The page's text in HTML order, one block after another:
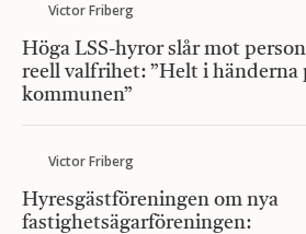
Victor Friberg
Höga LSS-hyror slår mot
reell valfrihet: ”Helt i händerna
kommunen”
Victor Friberg
Hyresgästföreningen om nya
fastighetsägarföreningen: